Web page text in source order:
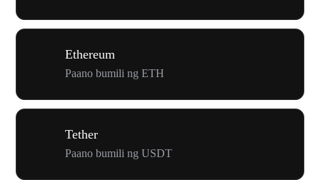
Ethereum
Paano bumili ng ETH
Tether
Paano bumili ng USDT